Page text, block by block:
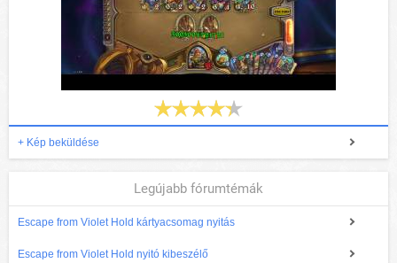
+ Kép beküldése
Legújabb fórumtémák
Escape from Violet Hold kártyacsomag nyitás
Escape from Violet Hold nyitó kibeszélő